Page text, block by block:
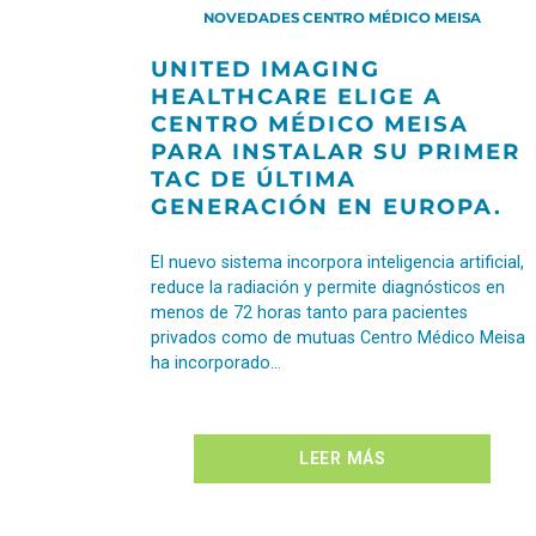
NOVEDADES CENTRO MÉDICO MEISA
UNITED IMAGING
HEALTHCARE ELIGE A
CENTRO MÉDICO MEISA
PARA INSTALAR SU PRIMER
TAC DE ÚLTIMA
GENERACIÓN EN EUROPA.
El nuevo sistema incorpora inteligencia artificial,
reduce la radiación y permite diagnósticos en
menos de 72 horas tanto para pacientes
privados como de mutuas Centro Médico Meisa
ha incorporado…
LEER MÁS